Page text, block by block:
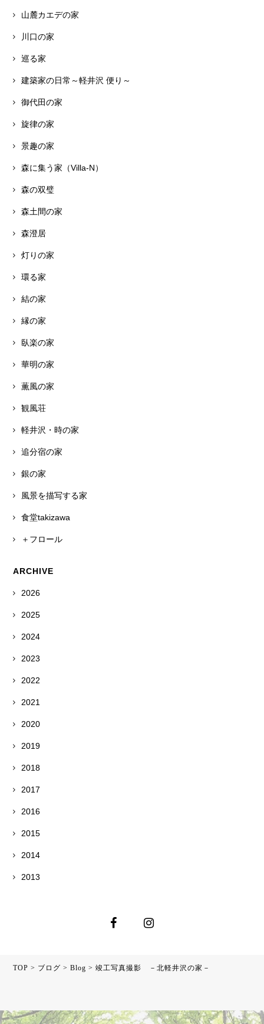
山麓カエデの家
川口の家
巡る家
建築家の日常～軽井沢 便り～
御代田の家
旋律の家
景趣の家
森に集う家（Villa-N）
森の双璧
森土間の家
森澄居
灯りの家
環る家
結の家
縁の家
臥楽の家
華明の家
薫風の家
観風荘
軽井沢・時の家
追分宿の家
銀の家
風景を描写する家
食堂takizawa
＋フロール
ARCHIVE
2026
2025
2024
2023
2022
2021
2020
2019
2018
2017
2016
2015
2014
2013
TOP > ブログ >Blog >竣工写真撮影 －北軽井沢の家－